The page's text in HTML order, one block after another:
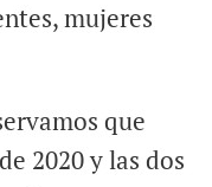
mujeres
que
2020 y las dos